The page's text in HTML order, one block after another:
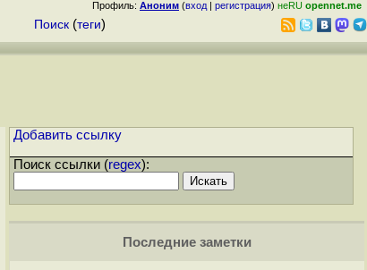
Профиль: Аноним (вход | регистрация) неRU opennet.me
Поиск (теги)
Добавить ссылку
Поиск ссылки (regex):
Последние заметки